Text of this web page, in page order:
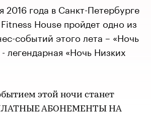
2016 года в Санкт-Петербурге
House пройдет одно из
событий этого лета – «Ночь
легендарная «Ночь Низких
этой ночи станет
АБОНЕМЕНТЫ НА